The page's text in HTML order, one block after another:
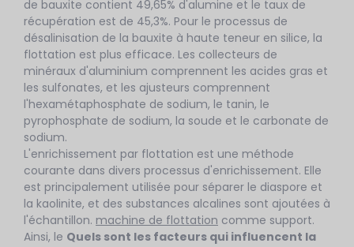
de bauxite contient 49,65% d'alumine et le taux de
récupération est de 45,3%. Pour le processus de
désalinisation de la bauxite à haute teneur en silice, la
flottation est plus efficace. Les collecteurs de
minéraux d'aluminium comprennent les acides gras et
les sulfonates, et les ajusteurs comprennent
l'hexamétaphosphate de sodium, le tanin, le
pyrophosphate de sodium, la soude et le carbonate de
sodium.
L'enrichissement par flottation est une méthode
courante dans divers processus d'enrichissement. Elle
est principalement utilisée pour séparer le diaspore et
la kaolinite, et des substances alcalines sont ajoutées à
l'échantillon. machine de flottation comme support.
Ainsi, le Quels sont les facteurs qui influencent la